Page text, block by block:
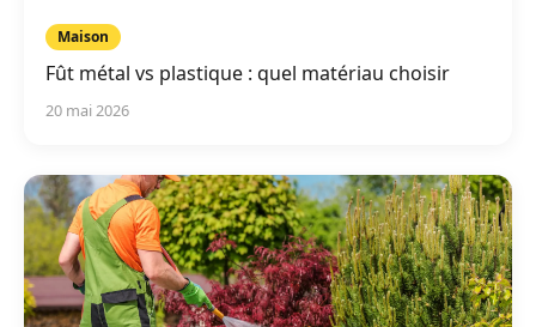
Maison
Fût métal vs plastique : quel matériau choisir
20 mai 2026